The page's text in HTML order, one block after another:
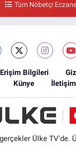
Tüm Nöbetçi
Erişim Bilgileri
Künye
İletişim
Ülke TV'de.